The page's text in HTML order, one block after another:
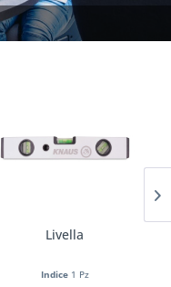
Livella
Indice 1 Pz